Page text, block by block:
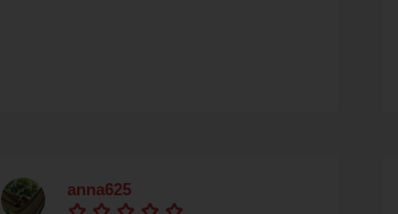
anna625